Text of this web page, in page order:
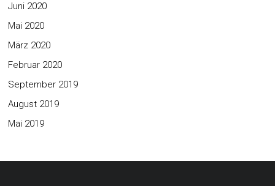
Juni 2020
Mai 2020
März 2020
Februar 2020
September 2019
August 2019
Mai 2019